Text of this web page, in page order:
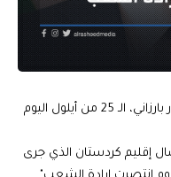
اعتبر رئيس حكومة إقليم كردستان مسرور بارزاني، الـ 25 من أيلول اليوم
إقليم كردستان الذي جرى